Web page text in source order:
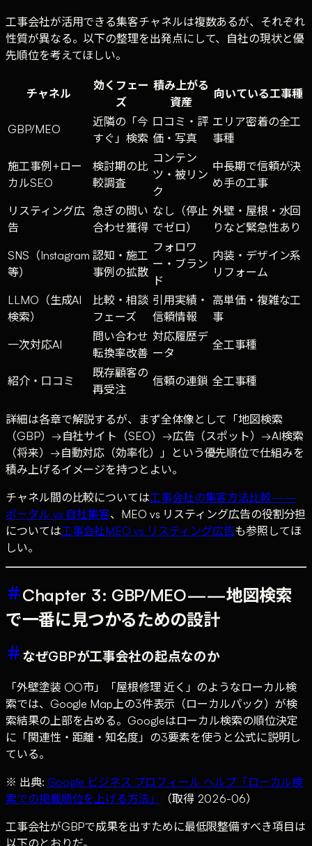
工事会社が活用できる集客チャネルは複数あるが、それぞれ
性質が異なる。以下の整理を出発点にして、自社の現状と優
先順位を考えてほしい。
チャネル
効くフェー
ズ
積み上がる
資産
向いている工事種
GBP/MEO
近隣の「今
すぐ」検索
口コミ・評
価・写真
エリア密着の全工
事種
施工事例+ロー
カルSEO
検討期の比
較調査
コンテン
ツ・被リン
ク
中長期で信頼が決
め手の工事
リスティング広
告
急ぎの問い
合わせ獲得
なし（停止
でゼロ）
外壁・屋根・水回
りなど緊急性あり
SNS（Instagram
等）
認知・施工
事例の拡散
フォロワ
ー・ブラン
ド
内装・デザイン系
リフォーム
LLMO（生成AI
検索）
比較・相談
フェーズ
引用実績・
信頼情報
高単価・複雑な工
事
一次対応AI
問い合わせ
転換率改善
対応履歴デ
ータ
全工事種
紹介・口コミ
既存顧客の
再受注
信頼の連鎖 全工事種
詳細は各章で解説するが、まず全体像として「地図検索
（GBP）→自社サイト（SEO）→広告（スポット）→AI検索
（将来）→自動対応（効率化）」という優先順位で仕組みを
積み上げるイメージを持つとよい。
チャネル間の比較については工事会社の集客方法比較——
ポータル vs 自社集客、MEO vs リスティング広告の役割分担
については工事会社MEO vs リスティング広告も参照してほ
しい。
Chapter 3: GBP/MEO——地図検索
で一番に見つかるための設計
なぜGBPが工事会社の起点なのか
「外壁塗装 ○○市」「屋根修理 近く」のようなローカル検
索では、Google Map上の3件表示（ローカルパック）が検
索結果の上部を占める。Googleはローカル検索の順位決定
に「関連性・距離・知名度」の3要素を使うと公式に説明し
ている。
※ 出典: Google ビジネス プロフィール ヘルプ「ローカル検
索での掲載順位を上げる方法」
（取得 2026-06）
工事会社がGBPで成果を出すために最低限整備すべき項目は
以下のとおりだ。